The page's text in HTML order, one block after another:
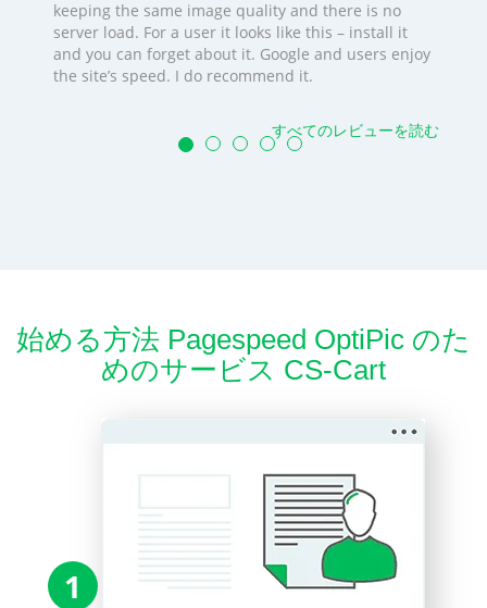
keeping the same image quality and there is no
server load. For a user it looks like this – install it
and you can forget about it. Google and users enjoy
the site’s speed. I do recommend it.
すべてのレビューを読む
始める方法 Pagespeed OptiPic のた
めのサービス CS-Cart
1